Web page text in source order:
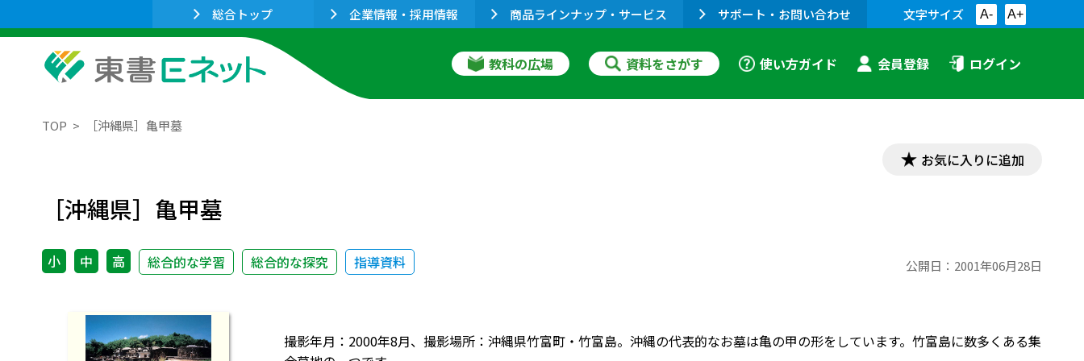
総合トップ 企業情報・採用情報 商品ラインナップ・サービス サポート・お問い合わせ 文字サイズ A- A+
教科の広場 資料をさがす 使い方ガイド 会員登録 ログイン
TOP ［沖縄県］亀甲墓
お気に入りに追加
［沖縄県］亀甲墓
小 中 高 総合的な学習 総合的な探究 指導資料 公開日： 2001年06月28日
撮影年月：2000年8月、撮影場所：沖縄県竹富町・竹富島。沖縄の代表的なお墓は亀の甲の形をしています。竹富島に数多くある集